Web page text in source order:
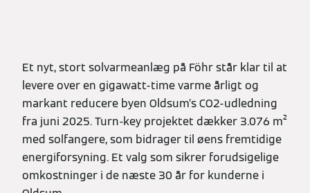
Et nyt, stort solvarmeanlæg på Föhr står klar til at
levere over en gigawatt-time varme årligt og
markant reducere byen Oldsum’s CO2-udledning
fra juni 2025. Turn-key projektet dækker 3.076 m²
med solfangere, som bidrager til øens fremtidige
energiforsyning. Et valg som sikrer forudsigelige
omkostninger i de næste 30 år for kunderne i